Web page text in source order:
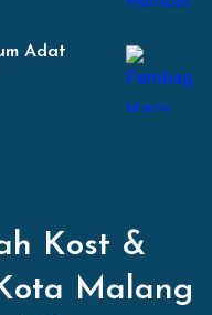
Adat
Kost &
Malang